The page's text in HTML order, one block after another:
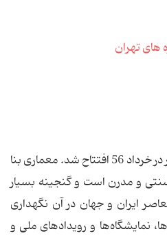
ساختمان موزه هنرهای معاصر در خرداد 56 افتتاح شد. معماری بنا
و مدرن است و گنجینه بسیار
‌ایران و جهان در آن نگهداری
نمایشگاه‌ها و رویدادهای ملی و